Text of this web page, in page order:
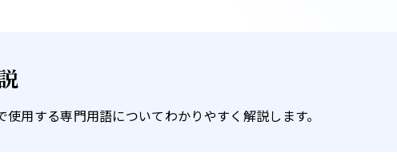
使用する専門用語についてわかりやすく解説します。